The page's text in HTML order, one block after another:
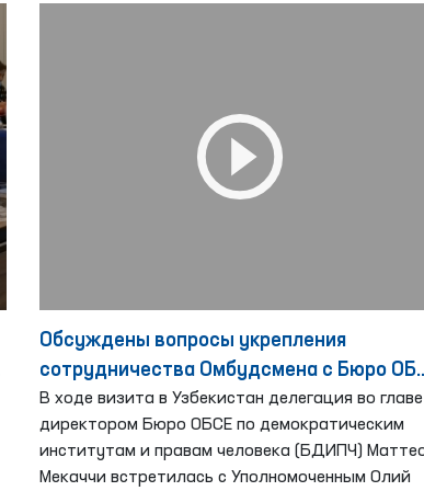
Обсуждены вопросы укрепления
сотрудничества Омбудсмена с Бюро
по демократическим институтам и
человека
В ходе визита в Узбекистан делегация во главе
директором Бюро ОБСЕ по демократическим
институтам и правам человека (БДИПЧ)
Мекаччи встретилась с Уполномоченным Олий